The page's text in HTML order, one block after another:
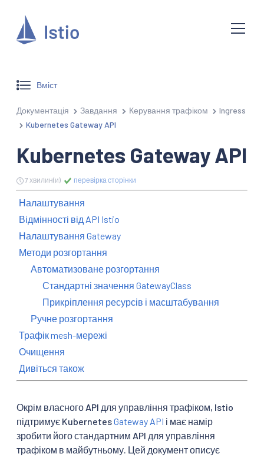
Вміст
Документація Завдання Керування трафіком
Ingress
Kubernetes Gateway API
Kubernetes Gateway API
7 хвилин(и) перевірка сторінки
Налаштування
Відмінності від API Istio
Налаштування Gateway
Методи розгортання
Автоматизоване розгортання
Стандартні значення GatewayClass
Прикріплення ресурсів і масштабування
Ручне розгортання
Трафік mesh-мережі
Очищення
Дивіться також
Окрім власного API для управління трафіком, Istio
підтримує KubernetesGateway API і має намір
зробити його стандартним API для управління
трафіком в майбутньому. Цей документ описує